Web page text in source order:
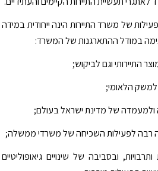
של משרד התיירות הינה ייחודית במידה
במודל ההתארגנות של המשרד:
התיירותי וגם לביקוש;
הלאומי;
ולמעמדה של מדינת ישראל בעולם;
רבה לפעילות השכיחה של משרדי ממשלה;
ובסביבה של שינויים גיאופוליטיים